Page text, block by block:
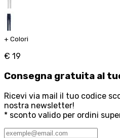
+ Colori
€ 19
Consegna gratuita al
Ricevi via mail il tuo codice
nostra newsletter!
* sconto valido per ordini